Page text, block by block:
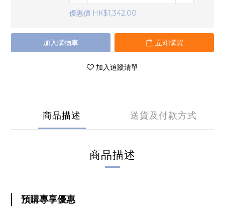
優惠價 HK$1,342.00
加入購物車 立即購買
加入追蹤清單
商品描述 送貨及付款方式
商品描述
預購專享優惠